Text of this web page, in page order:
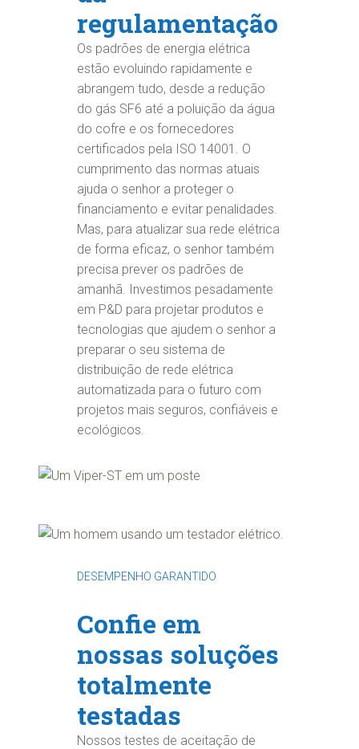
regulamentação
Os padrões de energia elétrica
estão evoluindo rapidamente e
abrangem tudo, desde a redução
do gás SF6 até a poluição da água
do cofre e os fornecedores
certificados pela ISO 14001. O
cumprimento das normas atuais
ajuda o senhor a proteger o
financiamento e evitar penalidades.
Mas, para atualizar sua rede elétrica
de forma eficaz, o senhor também
precisa prever os padrões de
amanhã. Investimos pesadamente
em P&D para projetar produtos e
tecnologias que ajudem o senhor a
preparar o seu sistema de
distribuição de rede elétrica
automatizada para o futuro com
projetos mais seguros, confiáveis e
ecológicos.
DESEMPENHO GARANTIDO
Confie em
nossas soluções
totalmente
testadas
Nossos testes de aceitação de